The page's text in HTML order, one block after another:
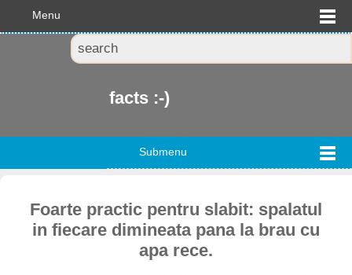
Menu
facts :-)
Submenu
Foarte practic pentru slabit: spalatul
in fiecare dimineata pana la brau cu
apa rece.